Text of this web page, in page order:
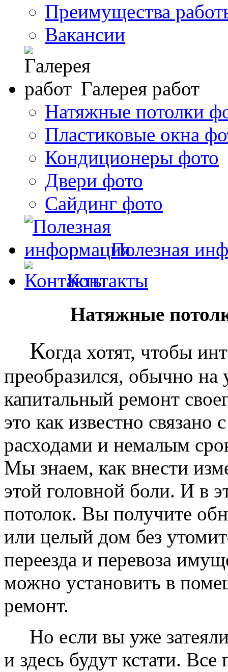
Преимущества
Вакансии
Галерея работ
Натяжные потолки
Пластиковые окна
Кондиционеры фото
Двери фото
Сайдинг фото
Полезная
Контакты
Натяжные
Когда хотят, чтобы
преобразился, обычно на
капитальный ремонт
это как известно
расходами и немалым
Мы знаем, как внести
этой головной боли. И в
потолок. Вы получите
или целый дом без
переезда и перевоза
можно установить в
ремонт.
Но если вы уже
и здесь будут кстати.